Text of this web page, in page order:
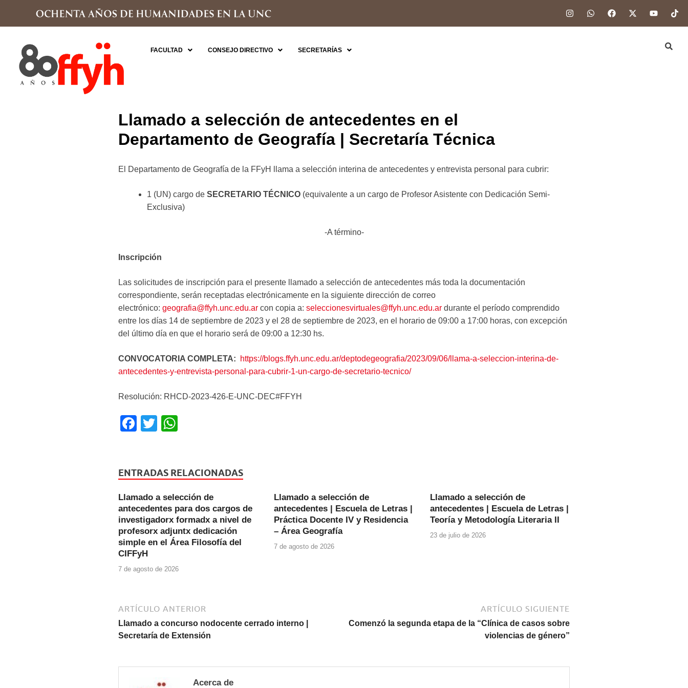
FACULTAD CONSEJO DIRECTIVO SECRETARÍAS
Llamado a selección de antecedentes en el
Departamento de Geografía | Secretaría Técnica
El Departamento de Geografía de la FFyH llama a selección interina de antecedentes y entrevista personal para cubrir:
1 (UN) cargo de SECRETARIO TÉCNICO (equivalente a un cargo de Profesor Asistente con Dedicación Semi-
Exclusiva)
-A término-
Inscripción
Las solicitudes de inscripción para el presente llamado a selección de antecedentes más toda la documentación
correspondiente, serán receptadas electrónicamente en la siguiente dirección de correo
electrónico: geografia@ffyh.unc.edu.ar con copia a: seleccionesvirtuales@ffyh.unc.edu.ar durante el período comprendido
entre los días 14 de septiembre de 2023 y el 28 de septiembre de 2023, en el horario de 09:00 a 17:00 horas, con excepción
del último día en que el horario será de 09:00 a 12:30 hs.
CONVOCATORIA COMPLETA:
https://blogs.ffyh.unc.edu.ar/deptodegeografia/2023/09/06/llama-a-seleccion-interina-de-
antecedentes-y-entrevista-personal-para-cubrir-1-un-cargo-de-secretario-tecnico/
Resolución: RHCD-2023-426-E-UNC-DEC#FFYH
F
e
o
o
k
T
er s
p
p
ENTRADAS RELACIONADAS
Llamado a selección de
antecedentes para dos cargos de
investigadorx formadx a nivel de
profesorx adjuntx dedicación
simple en el Área Filosofía del
CIFFyH
7 de agosto de 2026
Llamado a selección de
antecedentes | Escuela de Letras |
Práctica Docente IV y Residencia
– Área Geografía
7 de agosto de 2026
Llamado a selección de
antecedentes | Escuela de Letras |
Teoría y Metodología Literaria II
23 de julio de 2026
ARTÍCULO ANTERIOR
Llamado a concurso nodocente cerrado interno |
Secretaría de Extensión
ARTÍCULO SIGUIENTE
Comenzó la segunda etapa de la “Clínica de casos sobre
violencias de género”
Acerca de